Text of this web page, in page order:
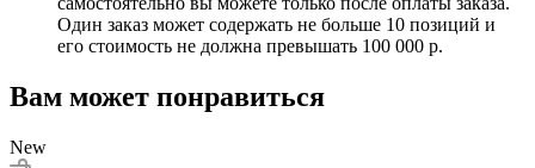
Один заказ может содержать не больше 10 позиций и
его стоимость не должна превышать 100 000 р.
Вам может понравиться
New